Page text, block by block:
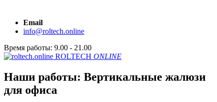
Email
info@roltech.online
Время работы: 9.00 - 21.00
ROLTECH ONLINE
Наши работы: Вертикальные жалюзи
для офиса